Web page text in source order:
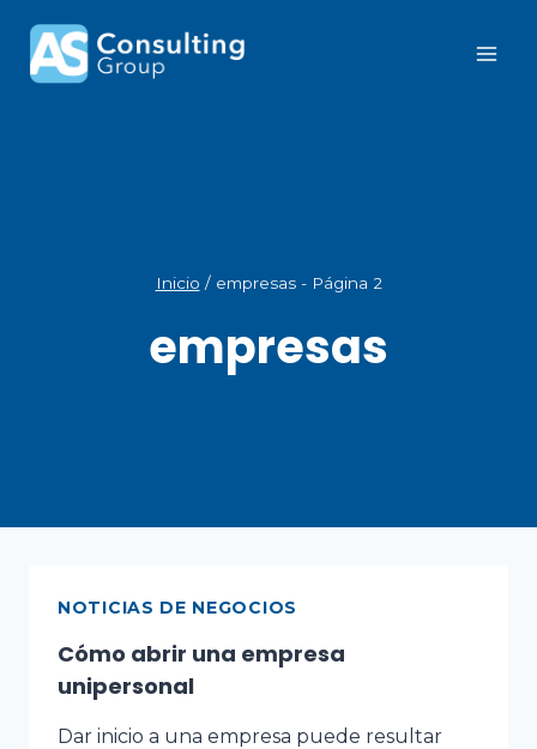
Inicio / empresas- Página 2
empresas
NOTICIAS DE NEGOCIOS
Cómo abrir una empresa
unipersonal
Dar inicio a una empresa puede resultar